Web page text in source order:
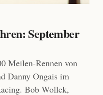
September
Meilen-Rennen von
Danny Ongais im
Bob Wollek,